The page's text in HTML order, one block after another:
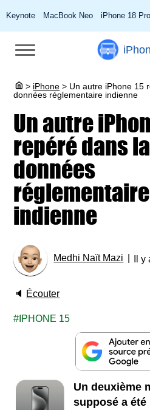
Keynote MacBook Neo iPhone 18 Pro
> iPhone > Un autre iPhone 15
données réglementaire indienne
Un autre
repéré dans
données
réglementaire
indienne
Medhi Naït Mazi Il
🔈 Écouter
IPHONE 15
Un deuxième
supposé a été